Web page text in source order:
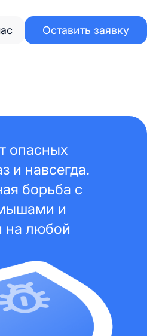
Оставить заявку
опасных
и навсегда.
борьба с
и
на любой